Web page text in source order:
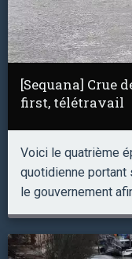
[Sequana] Crue
first, télétravail
Voici le quatrième
quotidienne portant
le gouvernement